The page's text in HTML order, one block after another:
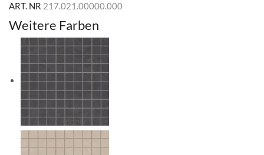
ART. NR 217.021.00000.000
Weitere Farben